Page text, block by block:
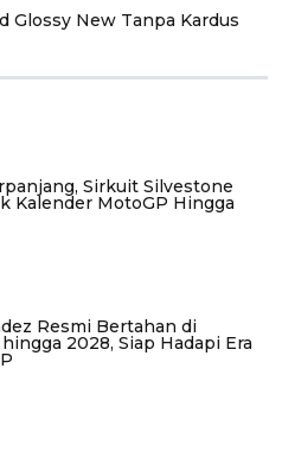
Glossy New Tanpa Kardus
Sirkuit Silvestone
Kalender MotoGP Hingga
Resmi Bertahan di
2028, Siap Hadapi Era